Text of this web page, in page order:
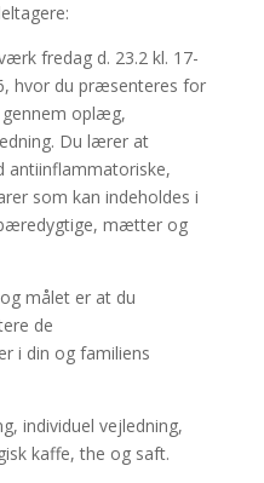
fredag d. 23.2 kl. 17-
hvor du præsenteres for
oplæg,
Du lærer at
som kan indeholdes i
mætter og
målet er at du
de
i din og familiens
individuel vejledning,
kaffe, the og saft.